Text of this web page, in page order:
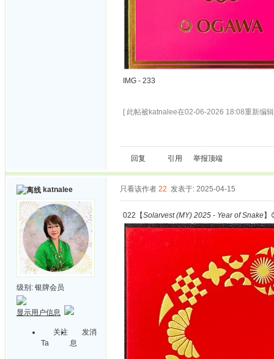
IMG - 233
[ 此帖被katnalee在02-06-2026 18:08重新编
回复 引用 举报顶端
katnalee
级别: 银牌会员
显示用户信息
关注
Ta
发消
息
只看该作者 22 发表于: 2025-04-15
022【Solarvest (MY) 2025 - Year of Snake】